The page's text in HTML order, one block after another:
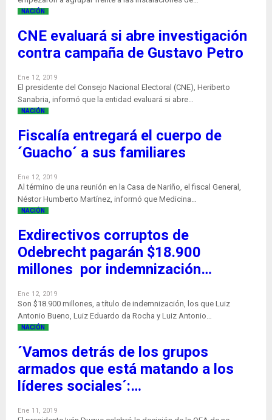
NACIÓN
CNE evaluará si abre investigación
contra campaña de Gustavo Petro
Ene 12, 2019
El presidente del Consejo Nacional Electoral (CNE), Heriberto
Sanabria, informó que la entidad evaluará si abre…
NACIÓN
Fiscalía entregará el cuerpo de
´Guacho´ a sus familiares
Ene 12, 2019
Al término de una reunión en la Casa de Nariño, el fiscal General,
Néstor Humberto Martínez, informó que Medicina…
NACIÓN
Exdirectivos corruptos de
Odebrecht pagarán $18.900
millones por indemnización…
Ene 12, 2019
Son $18.900 millones, a título de indemnización, los que Luiz
Antonio Bueno, Luiz Eduardo da Rocha y Luiz Antonio…
NACIÓN
´Vamos detrás de los grupos
armados que está matando a los
líderes sociales´:…
Ene 11, 2019